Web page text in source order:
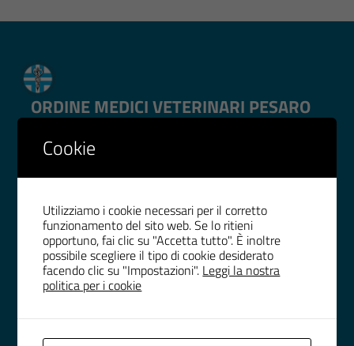
ORDINE MEDICI VETERINARI PESARO
URBINO
IMPOSTAZIONE COOKIE
WHISTLEBLOWING
RECAPITI
Galleria Roma Scala D
Cookie
Utilizziamo i cookie necessari per il corretto
funzionamento del sito web. Se lo ritieni
opportuno, fai clic su "Accetta tutto". È inoltre
possibile scegliere il tipo di cookie desiderato
facendo clic su "Impostazioni". Leggi la nostra
politica per i cookie